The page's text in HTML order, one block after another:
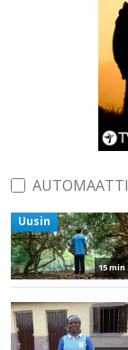
15 min
Uusin